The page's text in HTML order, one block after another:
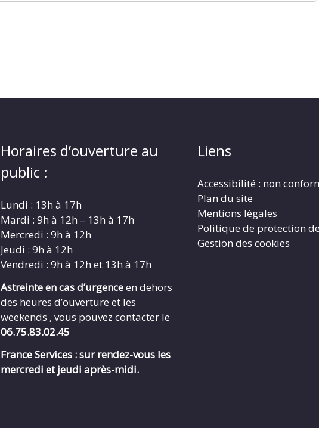
Horaires d’ouverture au
public :
Lundi : 13h à 17h
Mardi : 9h à 12h – 13h à 17h
Mercredi : 9h à 12h
Jeudi : 9h à 12h
Vendredi : 9h à 12h et 13h à 17h
Astreinte en cas d’urgenceen dehors
des heures d’ouverture et les
weekends , vous pouvez contacter le
06.75.83.02.45
France Services : sur rendez-vous les
mercredi et jeudi après-midi.
Liens
Accessibilité : non
Plan du site
Mentions légales
Politique de protection
Gestion des cookies